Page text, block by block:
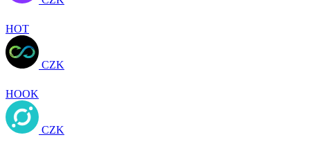
HOT
CZK
HOOK
CZK